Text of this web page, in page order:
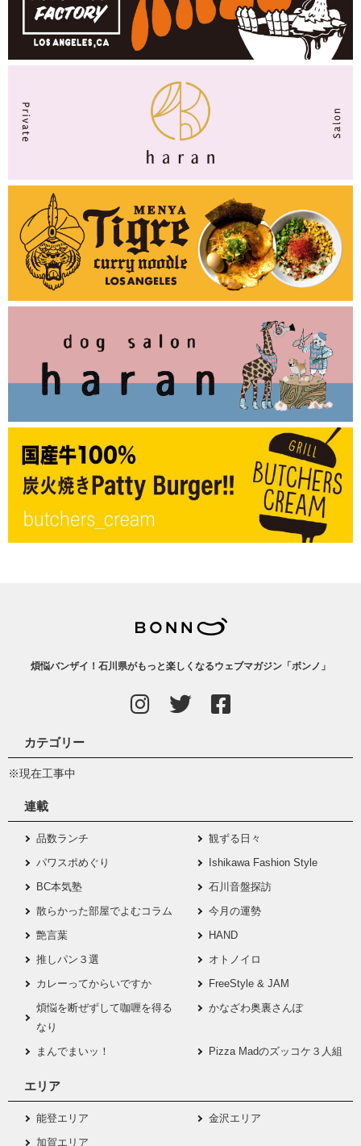
煩悩バンザイ！石川県がもっと楽しくなるウェブマガジン「ボンノ」
カテゴリー
※現在工事中
連載
品数ランチ
観ずる日々
パワスポめぐり
Ishikawa Fashion Style
BC本気塾
石川音盤探訪
散らかった部屋でよむコラム
今月の運勢
艶言葉
HAND
推しパン３選
オトノイロ
カレーってからいですか
FreeStyle & JAM
煩悩を断ぜずして咖喱を得る
なり
かなざわ奥裏さんぽ
まんでまいッ！ Pizza Madのズッコケ３人組
エリア
能登エリア
金沢エリア
加賀エリア